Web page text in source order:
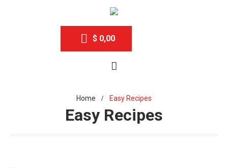
$ 0,00
Home / Easy Recipes
Easy Recipes